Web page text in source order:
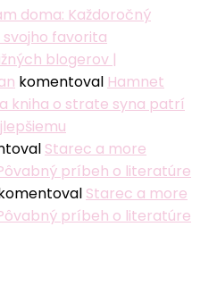
doma: Každoročný
favorita
blogerov |
komentoval Hamnet
kniha o strate syna patrí
Starec a more
príbeh o literatúre
Starec a more
príbeh o literatúre